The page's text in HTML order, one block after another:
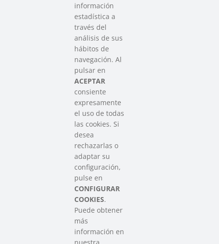
SAREEN SAREA
Asociación que agrupa a las redes
del Tercer Sector Social en Euskadi
Contacto
info@sareensarea.eu
Iparraguirre, 9 lonja – 48009 Bilbao
946 569 230
Colabora
información
estadística a
través del
análisis de sus
hábitos de
navegación. Al
pulsar en
ACEPTAR
consiente
expresamente
el uso de todas
las cookies. Si
desea
rechazarlas o
adaptar su
configuración,
pulse en
CONFIGURAR
COOKIES.
Puede obtener
más
información en